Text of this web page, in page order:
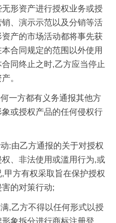
形资产进行授权业务或授
、演示示范以及分销等活
产的市场活动都将事先获
合同规定的范围以外使用
同终止之时,乙方应当停止
。
一方都有义务通报其他方
或授权产品的任何侵权行
:由乙方通报的关于对授权
、非法使用或滥用行为,或
甲方有权采取旨在保护授权
的对策行动;
,乙方不得以任何形式以授